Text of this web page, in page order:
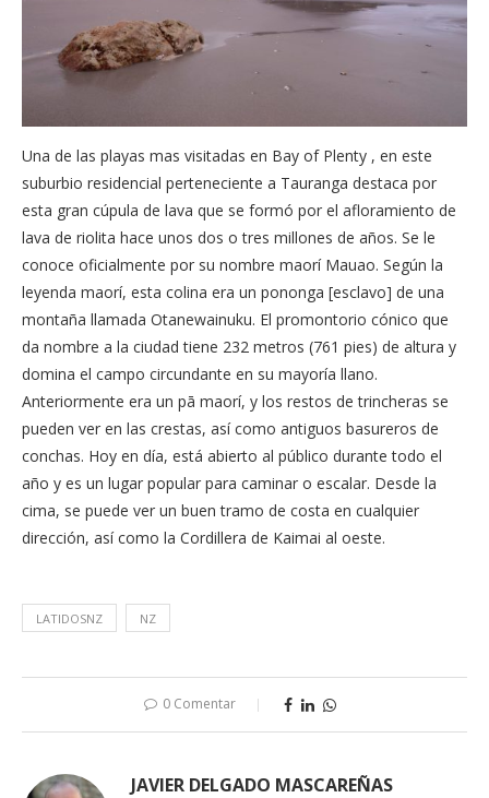
Una de las playas mas visitadas en Bay of Plenty , en este
suburbio residencial perteneciente a Tauranga destaca por
esta gran cúpula de lava que se formó por el afloramiento de
lava de riolita hace unos dos o tres millones de años. Se le
conoce oficialmente por su nombre maorí Mauao. Según la
leyenda maorí, esta colina era un pononga [esclavo] de una
montaña llamada Otanewainuku. El promontorio cónico que
da nombre a la ciudad tiene 232 metros (761 pies) de altura y
domina el campo circundante en su mayoría llano.
Anteriormente era un pā maorí, y los restos de trincheras se
pueden ver en las crestas, así como antiguos basureros de
conchas. Hoy en día, está abierto al público durante todo el
año y es un lugar popular para caminar o escalar. Desde la
cima, se puede ver un buen tramo de costa en cualquier
dirección, así como la Cordillera de Kaimai al oeste.
LATIDOSNZ NZ
0 Comentar
JAVIER DELGADO MASCAREÑAS